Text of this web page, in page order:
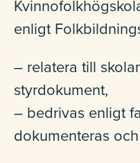
enligt
– relatera till
styrdokument,
– bedrivas enligt
dokumenteras